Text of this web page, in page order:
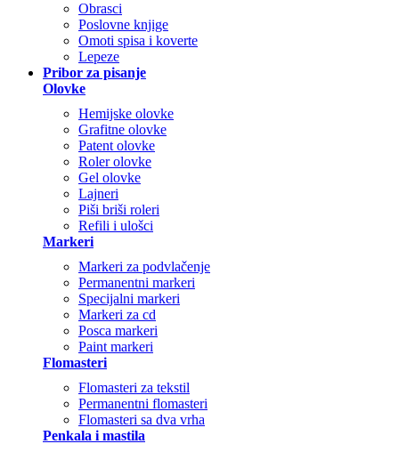
Obrasci
Poslovne knjige
Omoti spisa i koverte
Lepeze
Pribor za pisanje
Olovke
Hemijske olovke
Grafitne olovke
Patent olovke
Roler olovke
Gel olovke
Lajneri
Piši briši roleri
Refili i ulošci
Markeri
Markeri za podvlačenje
Permanentni markeri
Specijalni markeri
Markeri za cd
Posca markeri
Paint markeri
Flomasteri
Flomasteri za tekstil
Permanentni flomasteri
Flomasteri sa dva vrha
Penkala i mastila